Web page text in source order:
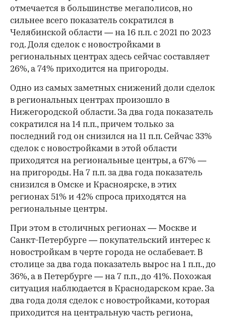
отмечается в большинстве мегаполисов, но
сильнее всего показатель сократился в
Челябинской области — на 16 п.п. с 2021 по 2023
год. Доля сделок с новостройками в
региональных центрах здесь сейчас составляет
26%, а 74% приходится на пригороды.
Одно из самых заметных снижений доли сделок
в региональных центрах произошло в
Нижегородской области. За два года показатель
сократился на 14 п.п., причем только за
последний год он снизился на 11 п.п. Сейчас 33%
сделок с новостройками в этой области
приходятся на региональные центры, а 67% —
на пригороды. На 7 п.п. за два года показатель
снизился в Омске и Красноярске, в этих
регионах 51% и 42% спроса приходятся на
региональные центры.
При этом в столичных регионах — Москве и
Санкт-Петербурге — покупательский интерес к
новостройкам в черте города не ослабевает. В
столице за два года показатель вырос на 1 п.п., до
36%, а в Петербурге — на 7 п.п., до 41%. Похожая
ситуация наблюдается в Краснодарском крае. За
два года доля сделок с новостройками, которая
приходится на центральную часть региона,